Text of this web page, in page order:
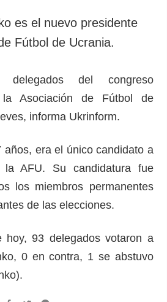
privacidad y
protección de
SERVICIOS
Banco de
imágenes
es el nuevo presidente
Fútbol de Ucrania.
del congreso
la Asociación de Fútbol de
informa Ukrinform.
años, era el único candidato a
la AFU. Su candidatura fue
los miembros permanentes
de las elecciones.
hoy, 93 delegados votaron a
0 en contra, 1 se abstuvo